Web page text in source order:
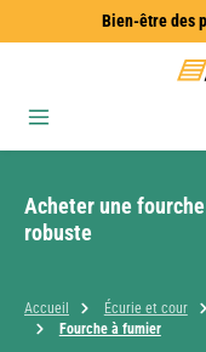
Passer au contenu principal
Bien-être des
Acheter une
robuste
Accueil Écurie et cour
Fourche à fumier